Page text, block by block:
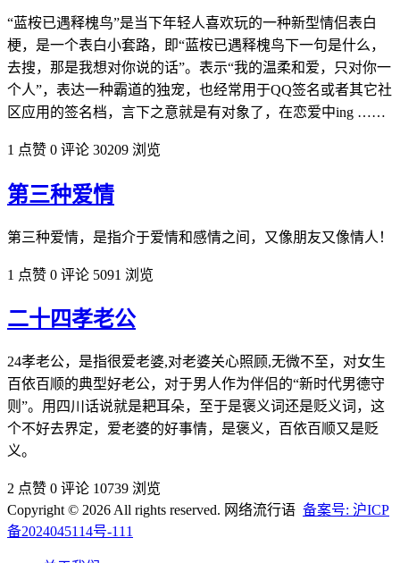
“蓝桉已遇释槐鸟”是当下年轻人喜欢玩的一种新型情侣表白
梗，是一个表白小套路，即“蓝桉已遇释槐鸟下一句是什么，
去搜，那是我想对你说的话”。表示“我的温柔和爱，只对你一
个人”，表达一种霸道的独宠，也经常用于QQ签名或者其它社
区应用的签名档，言下之意就是有对象了，在恋爱中ing ……
1 点赞 0 评论 30209 浏览
第三种爱情
第三种爱情，是指介于爱情和感情之间，又像朋友又像情人！
1 点赞 0 评论 5091 浏览
二十四孝老公
24孝老公，是指很爱老婆,对老婆关心照顾,无微不至，对女生
百依百顺的典型好老公，对于男人作为伴侣的“新时代男德守
则”。用四川话说就是耙耳朵，至于是褒义词还是贬义词，这
个不好去界定，爱老婆的好事情，是褒义，百依百顺又是贬
义。
2 点赞 0 评论 10739 浏览
Copyright © 2026 All rights reserved. 网络流行语 备案号: 沪ICP
备2024045114号-111